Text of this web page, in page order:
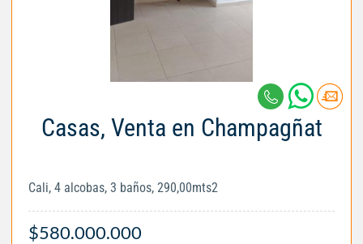
Casas, Venta en Champagñat
Cali, 4 alcobas, 3 baños, 290,00mts2
$580.000.000